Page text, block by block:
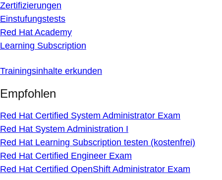
Zertifizierungen
Einstufungstests
Red Hat Academy
Learning Subscription
Trainingsinhalte erkunden
Empfohlen
Red Hat Certified System Administrator Exam
Red Hat System Administration I
Red Hat Learning Subscription testen (kostenfrei)
Red Hat Certified Engineer Exam
Red Hat Certified OpenShift Administrator Exam